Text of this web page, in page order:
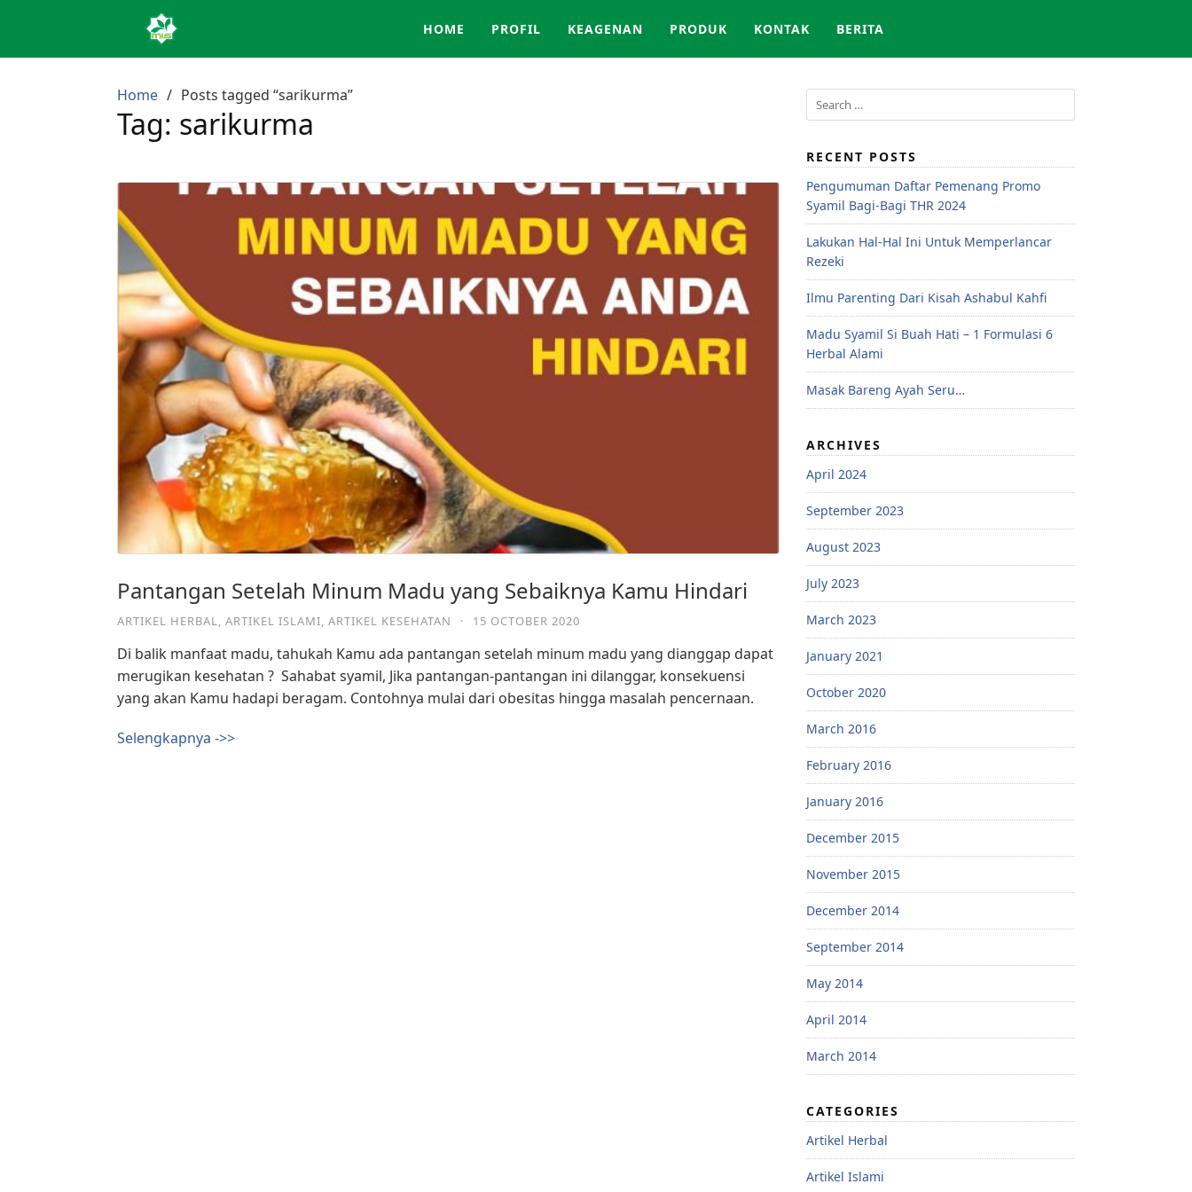
HOME PROFIL KEAGENAN PRODUK KONTAK BERITA
Home Posts tagged “sarikurma”
Tag: sarikurma
Pantangan Setelah Minum Madu yang Sebaiknya Kamu Hindari
ARTIKEL HERBAL, ARTIKEL ISLAMI, ARTIKEL KESEHATAN · 15 OCTOBER 2020
Di balik manfaat madu, tahukah Kamu ada pantangan setelah minum madu yang dianggap dapat
merugikan kesehatan ?⁣ ⁣ Sahabat syamil, Jika pantangan-pantangan ini dilanggar, konsekuensi
yang akan Kamu hadapi beragam. Contohnya mulai dari obesitas hingga masalah pencernaan.⁣
Selengkapnya ->>
RECENT POSTS
Pengumuman Daftar Pemenang Promo
Syamil Bagi-Bagi THR 2024
Lakukan Hal-Hal Ini Untuk Memperlancar
Rezeki
Ilmu Parenting Dari Kisah Ashabul Kahfi
Madu Syamil Si Buah Hati – 1 Formulasi 6
Herbal Alami
Masak Bareng Ayah Seru…
ARCHIVES
April 2024
September 2023
August 2023
July 2023
March 2023
January 2021
October 2020
March 2016
February 2016
January 2016
December 2015
November 2015
December 2014
September 2014
May 2014
April 2014
March 2014
CATEGORIES
Artikel Herbal
Artikel Islami